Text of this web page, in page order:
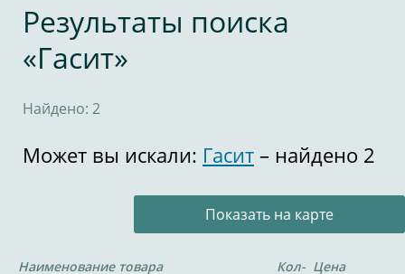
Результаты поиска
«Гасит»
Найдено: 2
Может вы искали: Гасит – найдено 2
Показать на карте
Наименование товара
Кол- Цена